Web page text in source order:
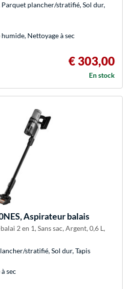
Parquet plancher/stratifié, Sol dur,
Nettoyage à sec
€ 303,00
En stock
Aspirateur balais
2 en 1, Sans sac, Argent, 0,6 L,
stratifié, Sol dur, Tapis
sec